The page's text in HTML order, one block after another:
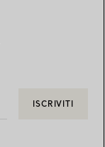
ISCRIVITI